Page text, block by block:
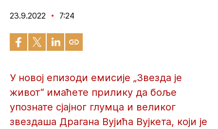
23.9.2022 7:24
У новој епизоди емисије „Звезда је
живот“ имаћете прилику да боље
упознате сјајног глумца и великог
звездаша Драгана Вујића Вујкета, који је